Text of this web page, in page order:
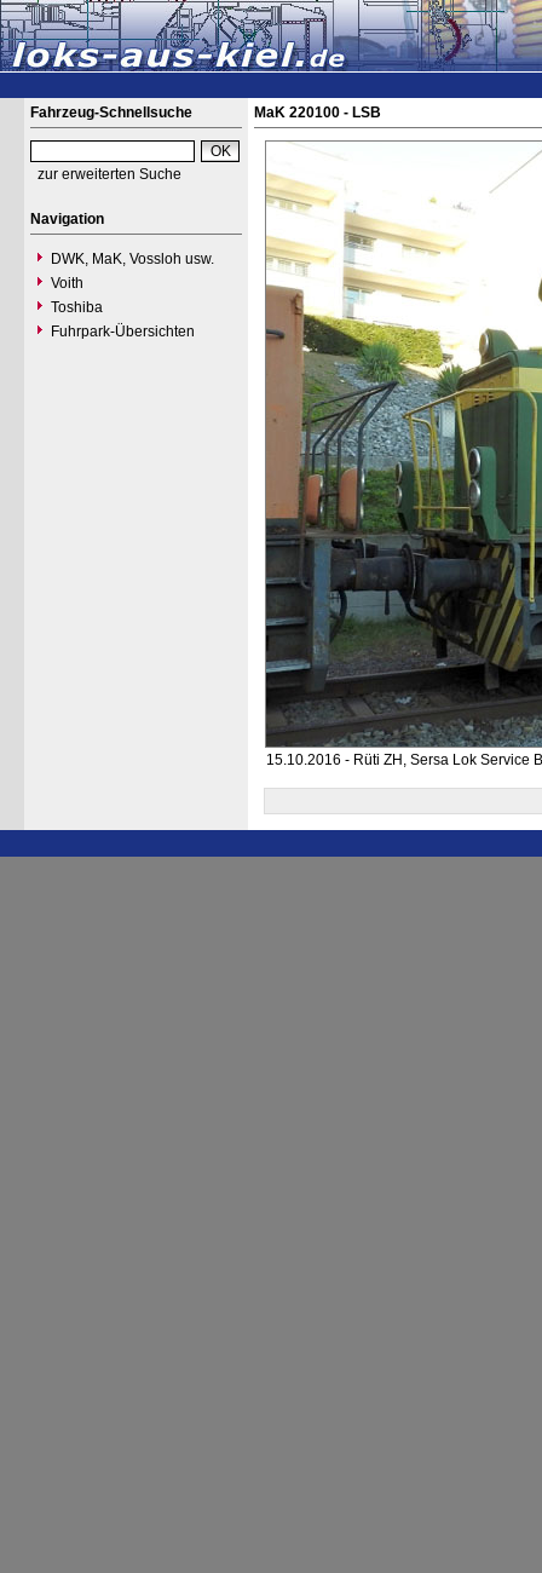
Fahrzeug-Schnellsuche
zur erweiterten Suche
Navigation
DWK, MaK, Vossloh usw.
Voith
Toshiba
Fuhrpark-Übersichten
MaK 220100 - LSB
15.10.2016 - Rüti ZH, Sersa Lok Service